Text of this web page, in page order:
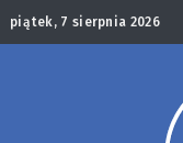
piątek, 7 sierpnia 2026